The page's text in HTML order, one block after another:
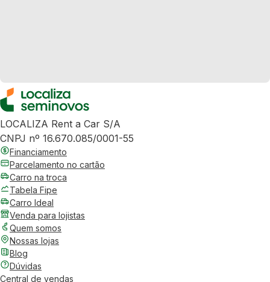
LOCALIZA Rent a Car S/A
CNPJ nº 16.670.085/0001-55
Financiamento
Parcelamento no cartão
Carro na troca
Tabela Fipe
Carro Ideal
Venda para lojistas
Quem somos
Nossas lojas
Blog
Dúvidas
Central de vendas